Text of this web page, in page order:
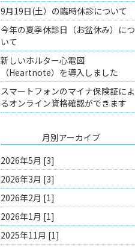
9月19日(土）の臨時休診について
今年の夏季休診日（お盆休み）につ
いて
新しいホルター心電図
（Heartnote）を導入しました
スマートフォンのマイナ保険証によ
るオンライン資格確認ができます
月別アーカイブ
2026年5月 [3]
2026年3月 [3]
2026年2月 [1]
2026年1月 [1]
2025年11月 [1]